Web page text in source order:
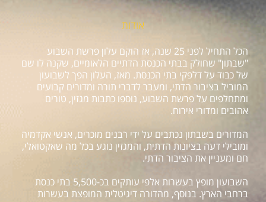
אודות
הכל התחיל לפני 25 שנה, אז הוקם עלון פרשת השבוע
"שבתון" שחולק בבתי הכנסת הדתיים הלאומיים, שקנה לו שם
של כבוד על דלפקי בתי הכנסת. מאז, העלון הפך לשבועון
המוביל בציבור הדתי, ומעבר לדברי תורה ומדורים קבועים
ומתחלפים על פרשת השבוע, נוספו כתבות מגזין, טורים
אהובים ומדורי אירוח.
המדורים בשבתון נכתבים על ידי רבנים מוכרים, אנשי אקדמיה
ומובילי דעה בציונות הדתית, והמגזין נוגע בכל מה שאקטואלי,
חם ומעניין את הציבור הדתי.
השבועון מופץ בעשרות אלפי עותקים בכ-5,500 בתי כנסת
ברחבי הארץ. בנוסף, מהדורה דיגיטלית המופצת בעשרות